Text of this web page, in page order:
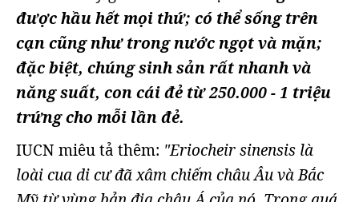
được hầu hết mọi thứ; có thể sống trên
cạn cũng như trong nước ngọt và mặn;
đặc biệt, chúng sinh sản rất nhanh và
năng suất, con cái đẻ từ 250.000 - 1 triệu
trứng cho mỗi lần đẻ.
IUCN miêu tả thêm: "Eriocheir sinensis là
loài cua di cư đã xâm chiếm châu Âu và Bắc